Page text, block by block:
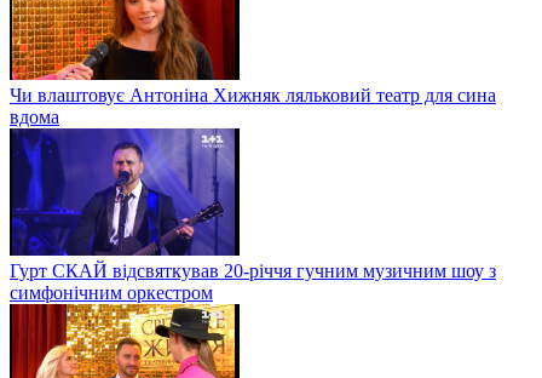
Чи влаштовує Антоніна Хижняк ляльковий театр для сина
вдома
Гурт СКАЙ відсвяткував 20-річчя гучним музичним шоу з
симфонічним оркестром